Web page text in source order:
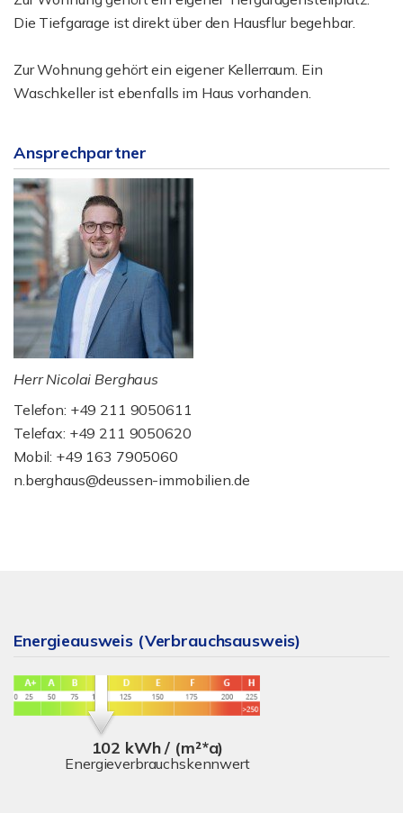
Die Tiefgarage ist direkt über den Hausflur begehbar.
Zur Wohnung gehört ein eigener Kellerraum. Ein
Waschkeller ist ebenfalls im Haus vorhanden.
Ansprechpartner
Herr Nicolai Berghaus
Telefon: +49 211 9050611
Telefax: +49 211 9050620
Mobil: +49 163 7905060
n.berghaus@deussen-immobilien.de
Energieausweis (Verbrauchsausweis)
102 kWh / (m²*a)
Energieverbrauchskennwert